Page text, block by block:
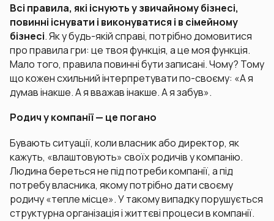
Всі правила, які існують у звичайному бізнесі,
повинні існувати і виконуватися і в сімейному
бізнесі. Як у будь-якій справі, потрібно домовитися
про правила гри: це твоя функція, а це моя функція.
Мало того, правила повинні бути записані. Чому? Тому
що кожен схильний інтерпретувати по-своєму: «А я
думав інакше. А я вважав інакше. А я забув».
Родич у компанії — це погано
Бувають ситуації, коли власник або директор, як
кажуть, «влаштовують» своїх родичів у компанію.
Людина береться не під потреби компанії, а під
потребу власника, якому потрібно дати своєму
родичу «тепле місце». У такому випадку порушується
структурна організація і життєві процеси в компанії.